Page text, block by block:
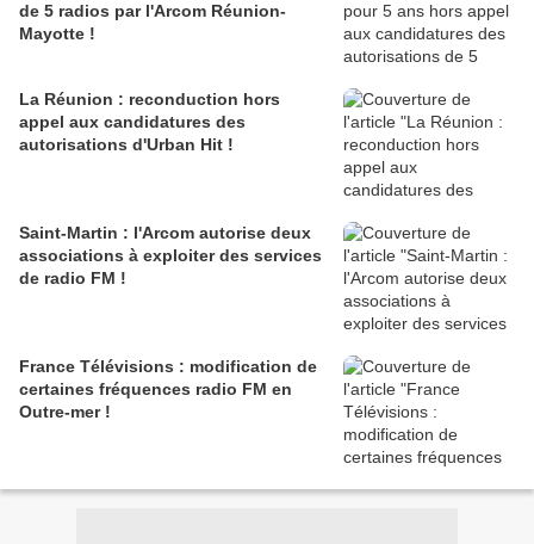
de 5 radios par l'Arcom Réunion-
Mayotte !
La Réunion : reconduction hors
appel aux candidatures des
autorisations d'Urban Hit !
Saint-Martin : l'Arcom autorise deux
associations à exploiter des services
de radio FM !
France Télévisions : modification de
certaines fréquences radio FM en
Outre-mer !